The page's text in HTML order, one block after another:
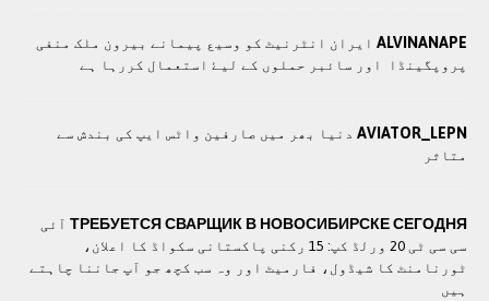
ALVINANAPE ايران انٹرنيٹ کو وسيع پيمانے بيرون ملک منفی
پروپگينڈا اور سائبر حملوں کے ليۓ استعمال کررہا ہے
AVIATOR_LEPN دنیا بھر میں صارفین واٹس ایپ کی بندش سے
متاثر
ТРЕБУЕТСЯ СВАРЩИК В НОВОСИБИРСКЕ СЕГОДНЯ آئی
سی سی ٹی 20 ورلڈ کپ: 15 رکنی پاکستانی سکواڈ کا اعلان،
ٹورنامنٹ کا شیڈول، فارمیٹ اور وہ سب کچھ جو آپ جاننا چاہتے
ہیں